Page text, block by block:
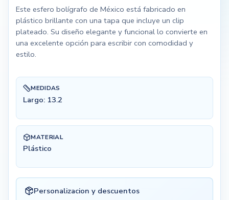
Este esfero bolígrafo de México está fabricado en
plástico brillante con una tapa que incluye un clip
plateado. Su diseño elegante y funcional lo convierte en
una excelente opción para escribir con comodidad y
estilo.
MEDIDAS
Largo: 13.2
MATERIAL
Plástico
Personalizacion y descuentos